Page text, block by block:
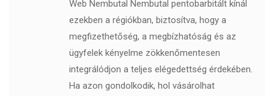
Web Nembutal Nembutal pentobarbitált kínál
ezekben a régiókban, biztosítva, hogy a
megfizethetőség, a megbízhatóság és az
ügyfelek kényelme zökkenőmentesen
integrálódjon a teljes elégedettség érdekében.
Ha azon gondolkodik, hol vásárolhat